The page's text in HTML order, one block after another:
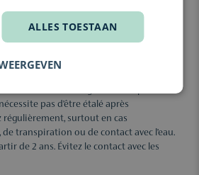
: contribuent à neutraliser et réparer les
solaire.
le stick sur le visage avant l’exposition
pas d’être étalé après
régulièrement, surtout en cas
transpiration ou de contact avec l’eau.
de 2 ans. Évitez le contact avec les
ALLES TOESTAAN